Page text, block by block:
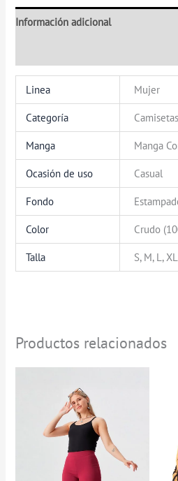
Información adicional
Linea Mujer
Categoría Camisetas
Manga Manga
Ocasión de uso Casual
Fondo
Color Crudo
Talla S, M, L, XL
Productos relacionados